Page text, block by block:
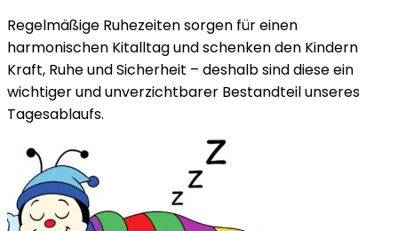
Regelmäßige Ruhezeiten sorgen für einen
harmonischen Kitalltag und schenken den Kindern
Kraft, Ruhe und Sicherheit – deshalb sind diese ein
wichtiger und unverzichtbarer Bestandteil unseres
Tagesablaufs.